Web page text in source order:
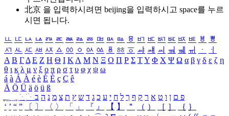
北京 을 입력하시려면 beijing을 입력하시고 space를 누르
시면 됩니다.
ㅥ ㅦ ㅧ ㅨ ㅩ ㅪ ㅫ ㅬ ㅭ ㅮ ㅯ ㅰ ㅱ ㅲ ㅳ ㅴ ㅵ ㅶ ㅷ ㅸ
ㅹ
ㅺ ㅻ ㅼ ㅽ ㅾ ㅿ ㆀ ㆁ ㆂ ㆃ ㆄ ㆅ ㆆ ㆇ ㆈ ㆉ ㆊ ㆋ ㆌ ㆍ
ㆎ
Α Β ΓΔ Ε Ζ Η Θ Ι ΚΛ Μ Ν Ξ Ο Π Ρ Σ ΤΥ Φ Χ Ψ Ω α β γ δ ε ζ η
θ ι κ λ μ ν ξ ο π ρ σ τ υ φ χ ψ ω
á à Á À é è É È ç Ç ê
Ä Ö Ü ä ö ü ß
ִֶֹ ֻּ ׁׂ פ ם ן ו ט א ר ק ף ך ל ח י ע כ ג ד ש ץ ת צ מ נ ה ב
‘ ’ “ ” 〔 〕 〈 〉 「 」 『 』 【 】 ＂ （ ） ［ ］ ｛ ｝